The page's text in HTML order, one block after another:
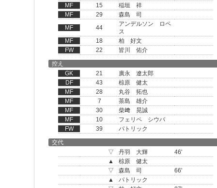
MF
15
稲垣 祥
MF
29
森島 司
MF
44
アンデルソン ロペ
ス
MF
18
柏 好文
FW
22
皆川 佑介
控え
GK
21
廣永 遼太郎
DF
43
椋原 健太
MF
28
丸谷 拓也
MF
7
茶島 雄介
MF
30
柴﨑 晃誠
MF
10
フェリペ シウバ
FW
39
パトリック
交代
▽
丹羽 大輝
46'
▲
椋原 健太
▽
森島 司
66'
▲
パトリック